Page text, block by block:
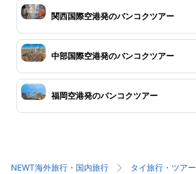
関西国際空港発のバンコクツアー
中部国際空港発のバンコクツアー
福岡空港発のバンコクツアー
NEWT海外旅行・国内旅行 タイ旅行・ツアー